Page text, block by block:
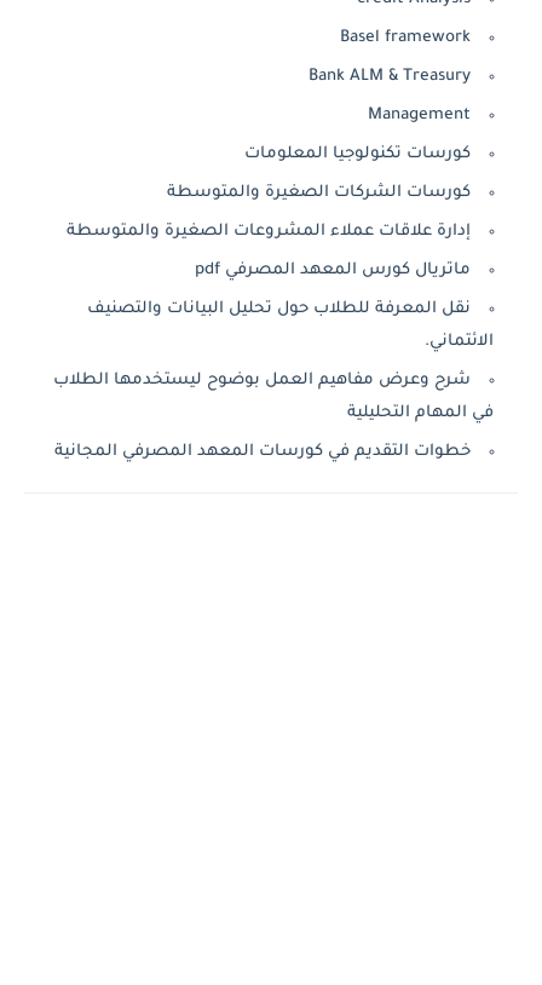
Basel framework
Bank ALM & Treasury
Management
كورسات تكنولوجيا المعلومات
كورسات الشركات الصغيرة والمتوسطة
إدارة علاقات عملاء المشروعات الصغيرة والمتوسطة
ماتريال كورس المعهد المصرفي pdf
نقل المعرفة للطلاب حول تحليل البيانات والتصنيف
الائتماني.
شرح وعرض مفاهيم العمل بوضوح ليستخدمها الطلاب
في المهام التحليلية
خطوات التقديم في كورسات المعهد المصرفي المجانية